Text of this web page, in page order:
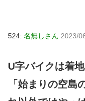
524: 名無しさん 2023/
U字バイクは着
「始まりの空島